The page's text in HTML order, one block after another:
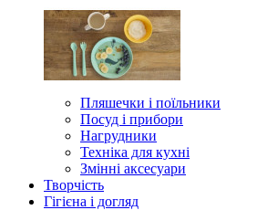
Пляшечки і поїльники
Посуд і прибори
Нагрудники
Техніка для кухні
Змінні аксесуари
Творчість
Гігієна і догляд